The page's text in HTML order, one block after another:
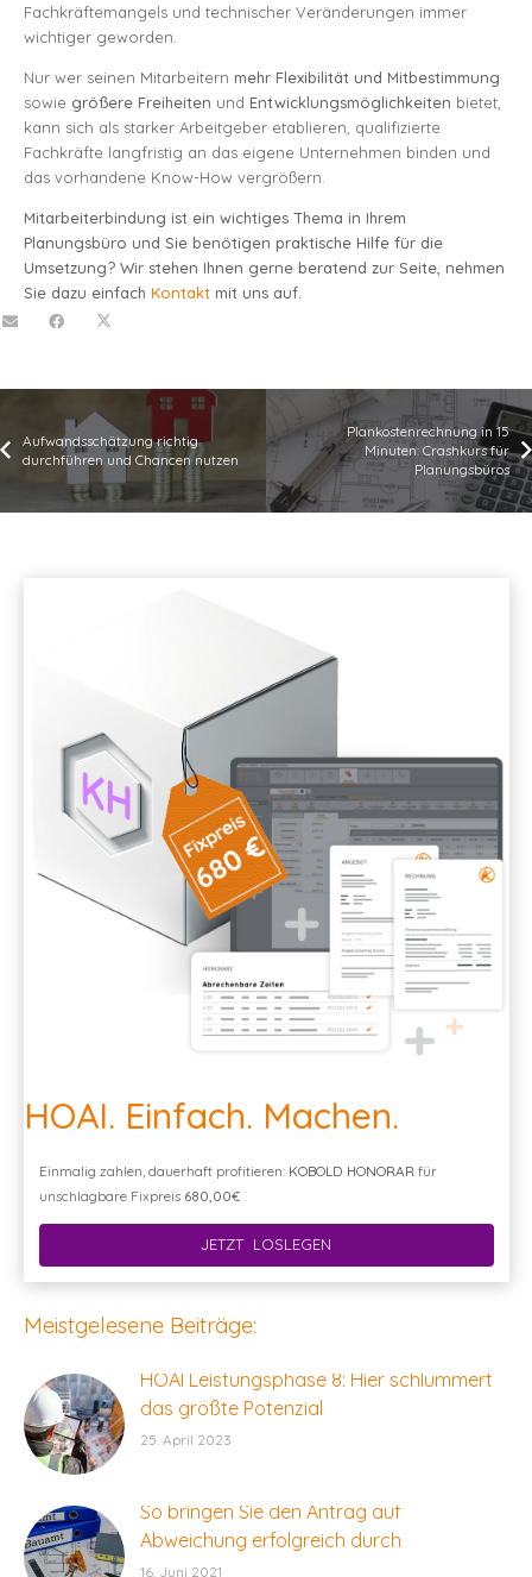
Fachkräftemangels und technischer Veränderungen immer
wichtiger geworden.
Nur wer seinen Mitarbeitern mehr Flexibilität und Mitbestimmung
sowie größere Freiheiten und Entwicklungsmöglichkeiten bietet,
kann sich als starker Arbeitgeber etablieren, qualifizierte
Fachkräfte langfristig an das eigene Unternehmen binden und
das vorhandene Know-How vergrößern.
Mitarbeiterbindung ist ein wichtiges Thema in Ihrem
Planungsbüro und Sie benötigen praktische Hilfe für die
Umsetzung? Wir stehen Ihnen gerne beratend zur Seite, nehmen
Sie dazu einfach Kontaktmit uns auf.
Aufwandsschätzung richtig
durchführen und Chancen nutzen
Plankostenrechnung in 15
Minuten: Crashkurs für
Planungsbüros
HOAI. Einfach. Machen.
Einmalig zahlen, dauerhaft profitieren: KOBOLD HONORAR für
unschlagbare Fixpreis680,00€
JETZT LOSLEGEN
Meistgelesene Beiträge:
HOAI Leistungsphase 8: Hier schlummert
das größte Potenzial
25. April 2023
So bringen Sie den Antrag auf
Abweichung erfolgreich durch
16. Juni 2021